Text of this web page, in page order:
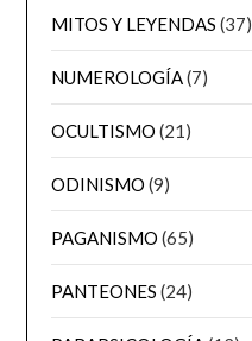
MITOS Y LEYENDAS (37)
NUMEROLOGÍA(7)
OCULTISMO (21)
ODINISMO (9)
PAGANISMO (65)
PANTEONES (24)